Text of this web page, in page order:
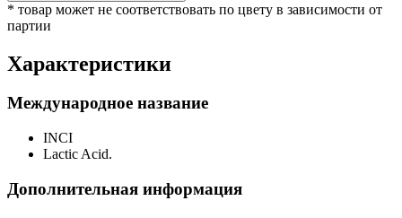
* товар может не соответствовать по цвету в зависимости от
партии
Характеристики
Международное название
INCI
Lactic Acid.
Дополнительная информация